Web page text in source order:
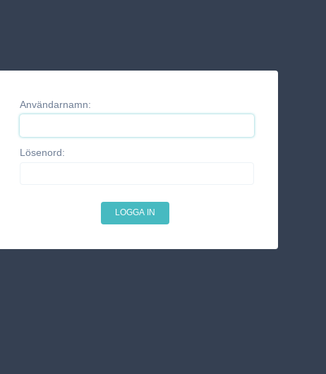
Användarnamn:
Lösenord: